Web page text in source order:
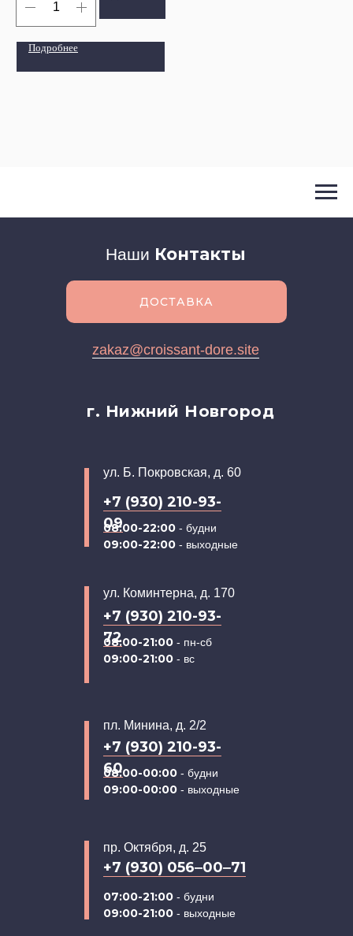
Подробнее
Наши Контакты
г. Нижний Новгород
ДОСТАВКА
пл. Минина, д. 2/2
08:00-00:00 - будни
09:00-00:00 - выходные
+7 (930) 210-93-
60
ул. Б. Покровская, д. 60
08:00-22:00 - будни
09:00-22:00 - выходные
+7 (930) 210-93-
09
ул. Коминтерна, д. 170
08:00-21:00 - пн-сб
09:00-21:00 - вс
+7 (930) 210-93-
72
пр. Октября, д. 25
07:00-21:00 - будни
09:00-21:00 - выходные
zakaz@croissant-dore.site
+7 (930) 056‒00‒71